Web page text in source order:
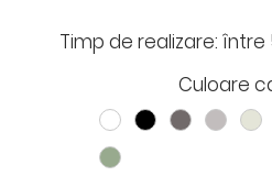
Timp de realizare:
Timp de livrare: 1-
plasarea comenzii
sau What`s App, pentru a
Culoare